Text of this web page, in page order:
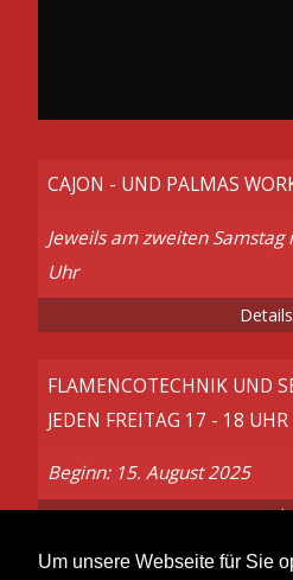
Um unsere Webseite für Sie
CAJON - UND PALMAS
Jeweils am zweiten
Uhr
Details
FLAMENCOTECHNIK UND
JEDEN FREITAG 17 - 18 UHR
Beginn: 15. August 2025
Details